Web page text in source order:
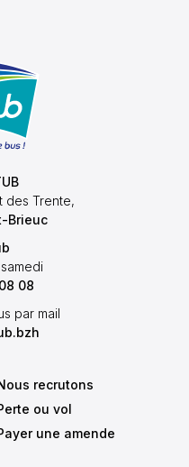
des Trente,
Brieuc
08
par mail
recrutons
ou vol
une amende